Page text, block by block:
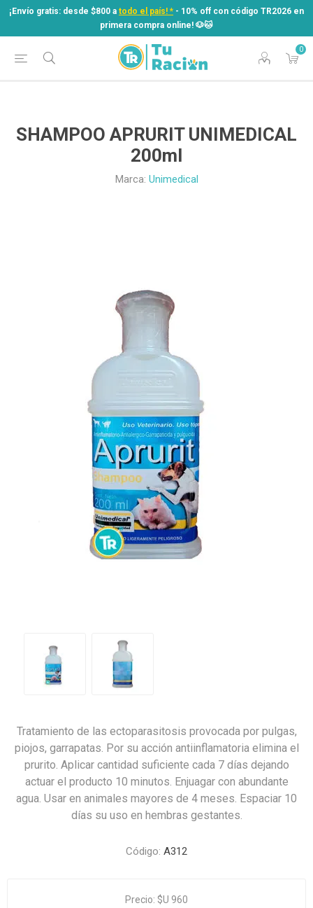
¡Envío gratis: desde $800 a todo el país! * - 10% off con código TR2026 en
primera compra online! ​🐶​🐱
0
¡Envío gratis: desde $800 atodo el país! *
- 10% off con código TR2026 en
primera compra online! ​🐶​🐱
SHAMPOO APRURIT UNIMEDICAL
200ml
Marca: Unimedical
Tratamiento de las ectoparasitosis provocada por pulgas,
piojos, garrapatas. Por su acción antiinflamatoria elimina el
prurito. Aplicar cantidad suficiente cada 7 días dejando
actuar el producto 10 minutos. Enjuagar con abundante
agua. Usar en animales mayores de 4 meses. Espaciar 10
días su uso en hembras gestantes.
Código: A312
Precio: $U 960